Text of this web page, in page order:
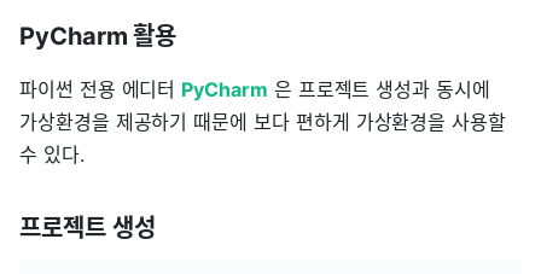
PyCharm 활용
파이썬 전용 에디터 PyCharm 은 프로젝트 생성과 동시에
가상환경을 제공하기 때문에 보다 편하게 가상환경을 사용할
수 있다.
프로젝트 생성